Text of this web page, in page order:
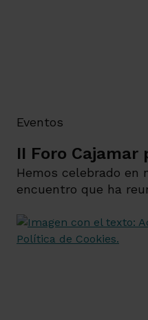
Eventos
II Foro
Hemos celebrado en
encuentro que ha